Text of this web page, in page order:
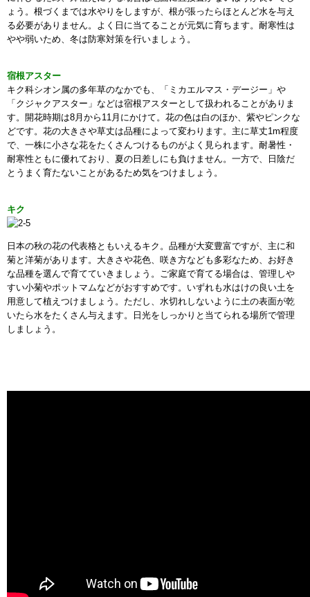
ょう。根づくまでは水やりをしますが、根が張ったらほとんど水を与え
る必要がありません。よく日に当てることが元気に育ちます。耐寒性は
やや弱いため、冬は防寒対策を行いましょう。
宿根アスター
キク科シオン属の多年草のなかでも、「ミカエルマス・デージー」や
「クジャクアスター」などは宿根アスターとして扱われることがありま
す。開花時期は8月から11月にかけて。花の色は白のほか、紫やピンクな
どです。花の大きさや草丈は品種によって変わります。主に草丈1m程度
で、一株に小さな花をたくさんつけるものがよく見られます。耐暑性・
耐寒性ともに優れており、夏の日差しにも負けません。一方で、日陰だ
とうまく育たないことがあるため気をつけましょう。
キク
日本の秋の花の代表格ともいえるキク。品種が大変豊富ですが、主に和
菊と洋菊があります。大きさや花色、咲き方なども多彩なため、お好き
な品種を選んで育てていきましょう。ご家庭で育てる場合は、管理しや
すい小菊やポットマムなどがおすすめです。いずれも水はけの良い土を
用意して植えつけましょう。ただし、水切れしないように土の表面が乾
いたら水をたくさん与えます。日光をしっかりと当てられる場所で管理
しましょう。